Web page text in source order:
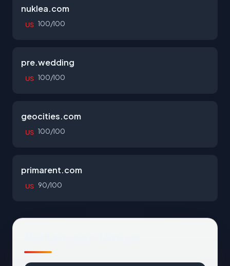
nuklea.com
US 100/100
pre.wedding
US 100/100
geocities.com
US 100/100
primarent.com
US 90/100